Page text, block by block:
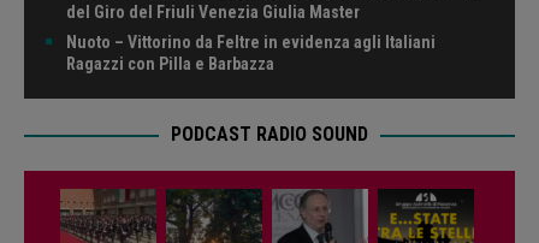
del Giro del Friuli Venezia Giulia Master
Nuoto – Vittorino da Feltre in evidenza agli Italiani
Ragazzi con Pilla e Barbazza
PODCAST RADIO SOUND